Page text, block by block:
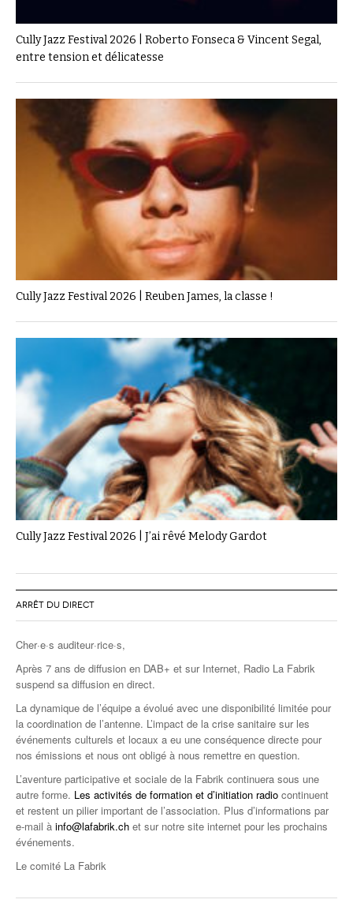
Cully Jazz Festival 2026 | Roberto Fonseca & Vincent Segal,
entre tension et délicatesse
Cully Jazz Festival 2026 | Reuben James, la classe !
Cully Jazz Festival 2026 | J’ai rêvé Melody Gardot
ARRÊT DU DIRECT
Cher·e·s auditeur·rice·s,
Après 7 ans de diffusion en DAB+ et sur Internet, Radio La Fabrik
suspend sa diffusion en direct.
La dynamique de l’équipe a évolué avec une disponibilité limitée pour
la coordination de l’antenne. L’impact de la crise sanitaire sur les
événements culturels et locaux a eu une conséquence directe pour
nos émissions et nous ont obligé à nous remettre en question.
L’aventure participative et sociale de la Fabrik continuera sous une
autre forme. Les activités de formation et d’initiation radio continuent
et restent un pilier important de l’association. Plus d’informations par
e-mail à info@lafabrik.ch et sur notre site internet pour les prochains
événements.
Le comité La Fabrik